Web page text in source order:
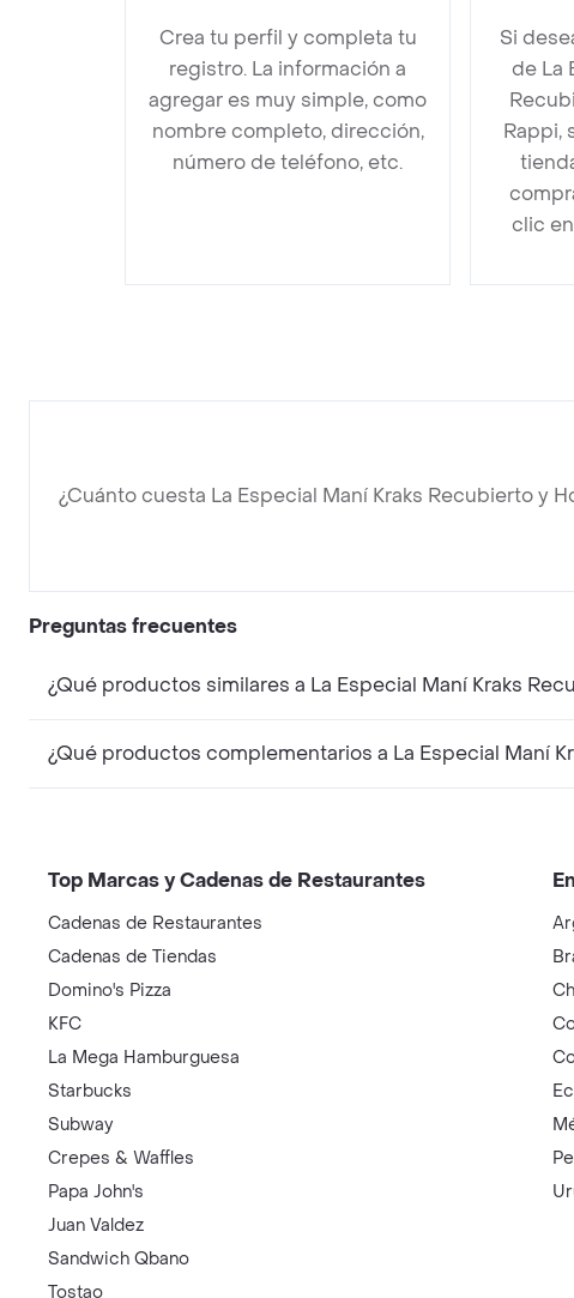
Crea tu perfil y completa tu
registro. La información a
agregar es muy simple, como
nombre completo, dirección,
número de teléfono, etc.
Si
de La
Rappi,
clic
¿Cuánto cuesta La Especial Maní Kraks Recubierto y
Preguntas frecuentes
¿Qué productos similares a La Especial Maní Kraks
¿Qué productos complementarios a La Especial Maní
Top Marcas y Cadenas de Restaurantes
Cadenas de Restaurantes
Cadenas de Tiendas
Domino's Pizza
KFC
La Mega Hamburguesa
Starbucks
Subway
Crepes & Waffles
Papa John's
Juan Valdez
Sandwich Qbano
Tostao